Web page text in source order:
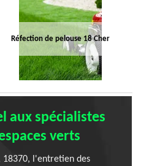
Réfection de pelouse 18 Cher
aux spécialistes
verts
18370, l'entretien des